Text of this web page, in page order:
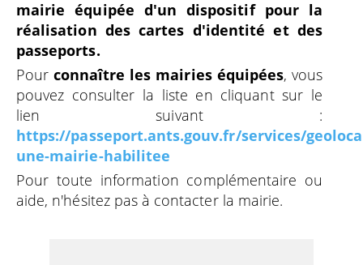
mairie équipée d'un dispositif pour la
réalisation des cartes d'identité et des
passeports.
Pourconnaître les mairies équipées, vous
pouvez consulter la liste en cliquant sur le
lien suivant :
https://passeport.ants.gouv.fr/services/
une-mairie-habilitee
Pour toute information complémentaire ou
aide, n'hésitez pas à contacter la mairie.